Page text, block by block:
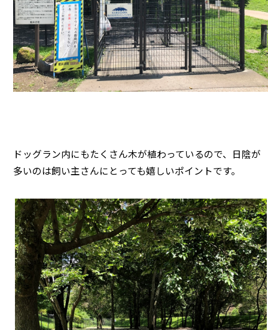
ドッグラン内にもたくさん木が植わっているので、日陰が
多いのは飼い主さんにとっても嬉しいポイントです。